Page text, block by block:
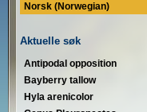
Norsk (Norwegian)
Aktuelle søk
Antipodal opposition
Bayberry tallow
Hyla arenicolor